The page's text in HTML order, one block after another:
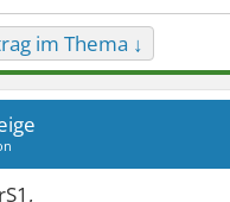
im Thema ↓